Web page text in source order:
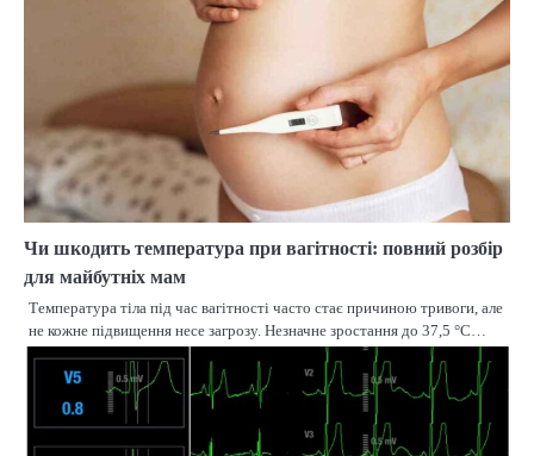
Чи шкодить температура при вагітності: повний розбір
для майбутніх мам
Температура тіла під час вагітності часто стає причиною тривоги, але
не кожне підвищення несе загрозу. Незначне зростання до 37,5 °C…